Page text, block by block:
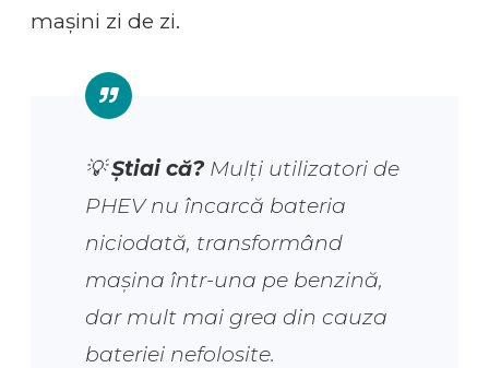
mașini zi de zi.
💡Știai că?Mulți utilizatori de
PHEV nu încarcă bateria
niciodată, transformând
mașina într-una pe benzină,
dar mult mai grea din cauza
bateriei nefolosite.